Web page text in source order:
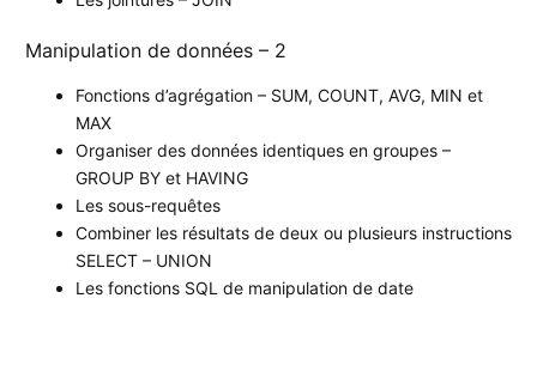
Manipulation de données – 2
Fonctions d’agrégation – SUM, COUNT, AVG, MIN et
MAX
Organiser des données identiques en groupes –
GROUP BY et HAVING
Les sous-requêtes
Combiner les résultats de deux ou plusieurs instructions
SELECT – UNION
Les fonctions SQL de manipulation de date